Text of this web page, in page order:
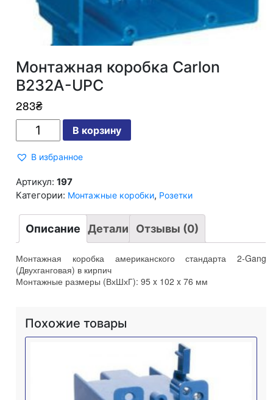
Монтажная коробка Carlon
B232A-UPC
283₴
коробка
B232A-
В корзину
В избранное
Артикул:197
Категории: Монтажные коробки, Розетки
Описание Детали Отзывы (0)
Монтажная коробка американского стандарта 2-Gang
(Двухганговая) в кирпич
Монтажные размеры (ВхШхГ): 95 x 102 x 76 мм
Похожие товары